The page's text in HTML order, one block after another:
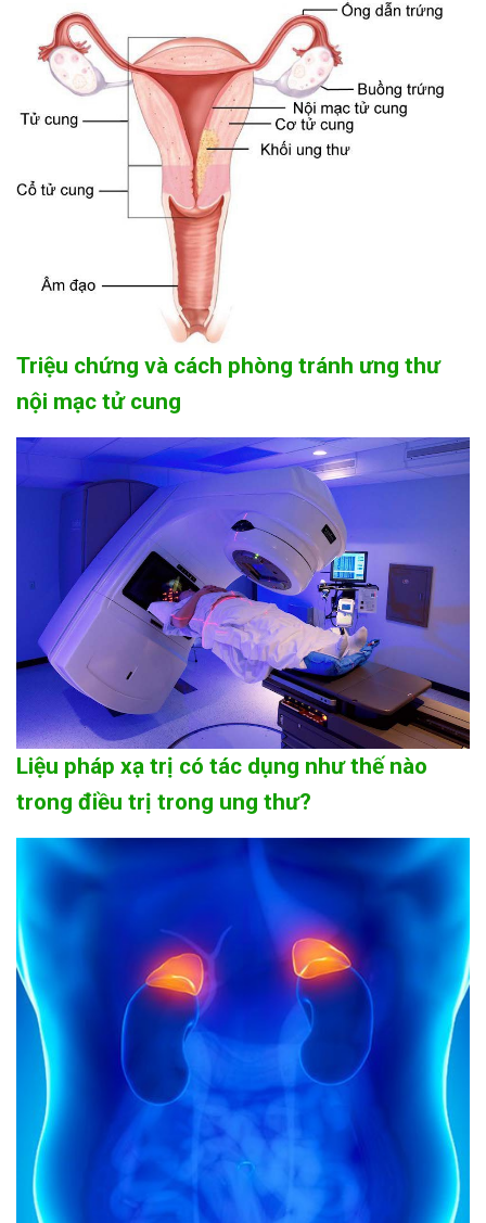
Triệu chứng và cách phòng tránh ưng thư
nội mạc tử cung
Liệu pháp xạ trị có tác dụng như thế nào
trong điều trị trong ung thư?